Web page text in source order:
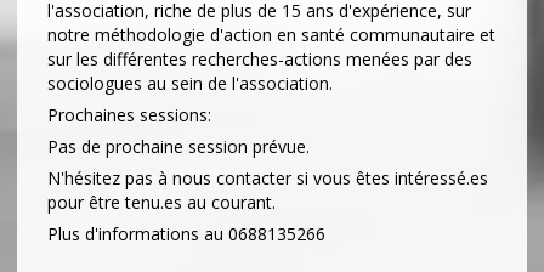
l'association, riche de plus de 15 ans d'expérience, sur
notre méthodologie d'action en santé communautaire et
sur les différentes recherches-actions menées par des
sociologues au sein de l'association.
Prochaines sessions:
Pas de prochaine session prévue.
N'hésitez pas à nous contacter si vous êtes intéressé.es
pour être tenu.es au courant.
Plus d'informations au 0688135266